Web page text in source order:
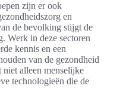
zijn er ook
en
de bevolking stijgt de
Werk in deze sectoren
kennis en een
van de gezondheid
alleen menselijke
technologieën die de